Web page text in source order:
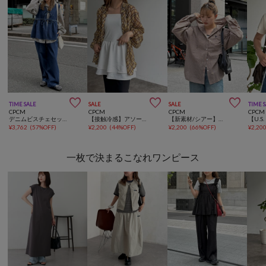
TIME SALE 
CPCM
¥3,762 (57%OFF)
SALE 
CPCM
¥2,200 (44%OFF)
SALE 
CPCM
¥2,200 (66%OFF)
TIME
CPCM
¥
一枚で決まるこなれワンピース